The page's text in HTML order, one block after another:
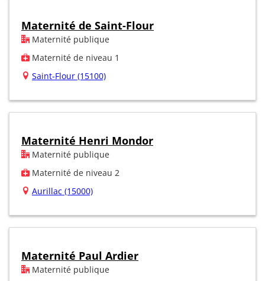
Maternité de Saint-Flour
Maternité publique
Maternité de niveau 1
Saint-Flour (15100)
Maternité Henri Mondor
Maternité publique
Maternité de niveau 2
Aurillac (15000)
Maternité Paul Ardier
Maternité publique